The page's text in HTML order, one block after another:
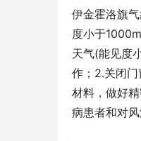
伊金霍洛旗
度小于
天气(能见度
作；2.关闭
材料，做好
病患者和对风